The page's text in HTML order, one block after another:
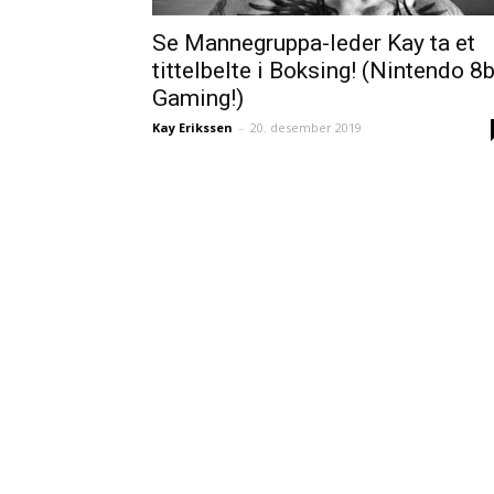
Se Mannegruppa-leder Kay ta et
tittelbelte i Boksing! (Nintendo
Gaming!)
Kay Erikssen – 20. desember 2019